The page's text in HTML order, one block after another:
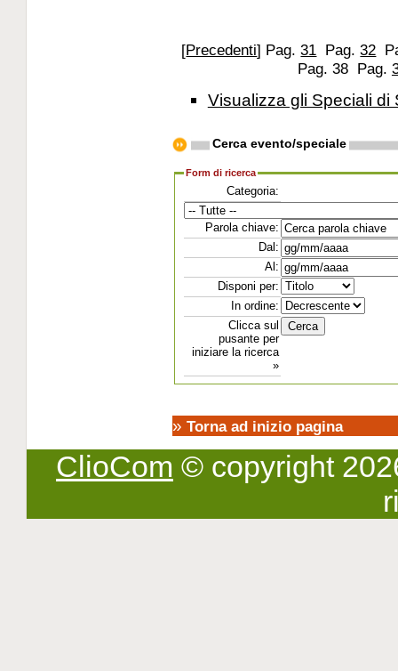
[Precedenti] Pag.31 Pag.32
Pag. 38 Pag.
Visualizza gli Speciali di
Cerca evento/speciale
Form di ricerca
Categoria:
Parola chiave:
Dal:
Al:
Disponi per:
In ordine:
Clicca sul
pusante per
iniziare la ricerca
»
» Torna ad inizio pagina
ClioCom © copyright